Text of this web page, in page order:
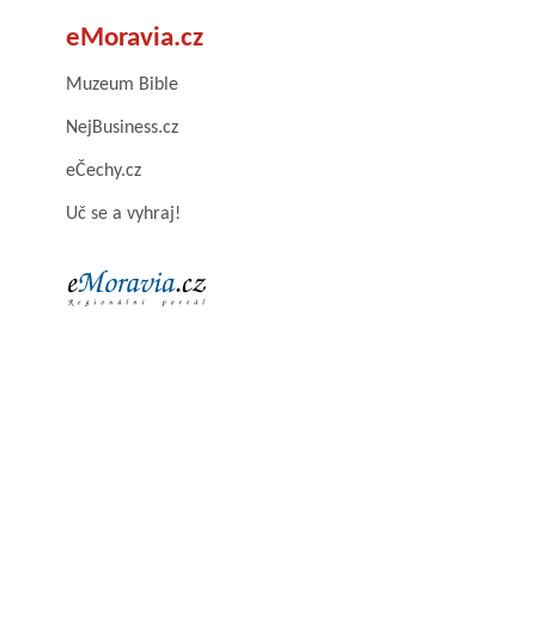
eMoravia.cz
Muzeum Bible
NejBusiness.cz
eČechy.cz
Uč se a vyhraj!